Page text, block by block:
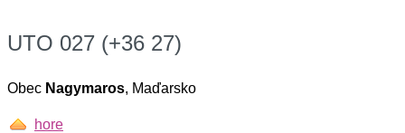
UTO 027 (+36 27)
Obec Nagymaros, Maďarsko
hore